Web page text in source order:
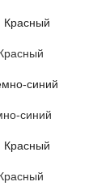
синий